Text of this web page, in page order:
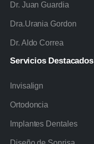
Dr. Juan Guardia
Dra.Urania Gordon
Dr. Aldo Correa
Servicios Destacados
Invisalign
Ortodoncia
Implantes Dentales